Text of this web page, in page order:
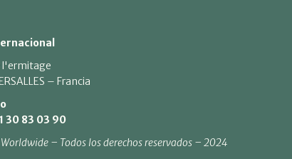
l'ermitage
– Francia
30 83 03 90
– Todos los derechos reservados – 2024